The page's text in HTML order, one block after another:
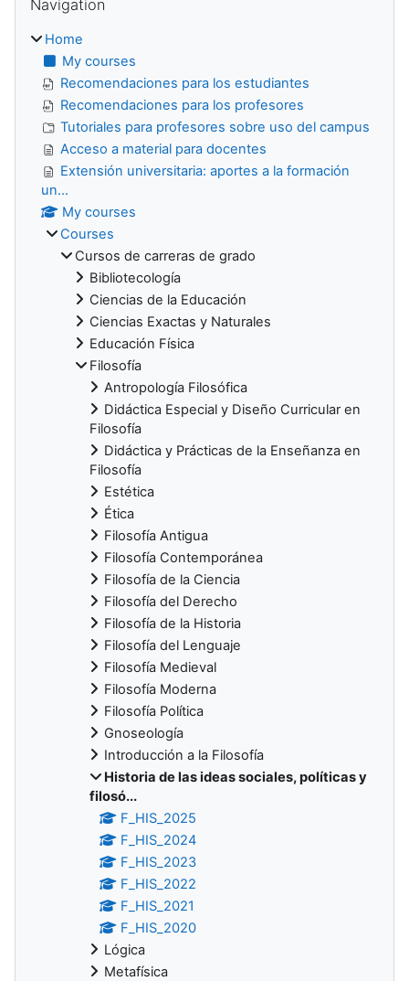
Navigation
Home
My courses
Recomendaciones para los estudiantes
Recomendaciones para los profesores
Tutoriales para profesores sobre uso del campus
Acceso a material para docentes
Extensión universitaria: aportes a la formación
un...
My courses
Courses
Cursos de carreras de grado
Bibliotecología
Ciencias de la Educación
Ciencias Exactas y Naturales
Educación Física
Filosofía
Antropología Filosófica
Didáctica Especial y Diseño Curricular en
Filosofía
Didáctica y Prácticas de la Enseñanza en
Filosofía
Estética
Ética
Filosofía Antigua
Filosofía Contemporánea
Filosofía de la Ciencia
Filosofía del Derecho
Filosofía de la Historia
Filosofía del Lenguaje
Filosofía Medieval
Filosofía Moderna
Filosofía Política
Gnoseología
Introducción a la Filosofía
Historia de las ideas sociales, políticas y
filosó...
F_HIS_2025
F_HIS_2024
F_HIS_2023
F_HIS_2022
F_HIS_2021
F_HIS_2020
Lógica
Metafísica